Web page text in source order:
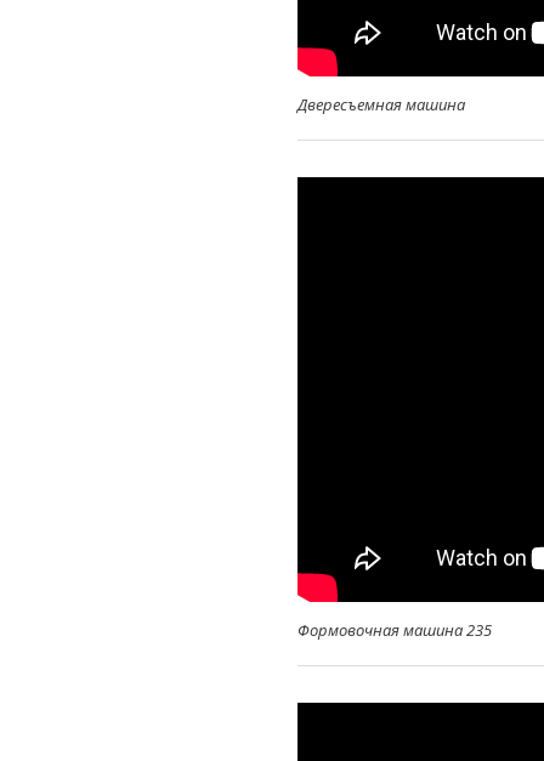
Двересъемная машина
Формовочная машина 235